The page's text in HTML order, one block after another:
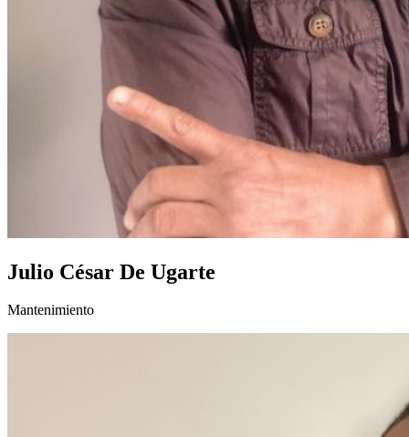
Julio César De Ugarte
Mantenimiento